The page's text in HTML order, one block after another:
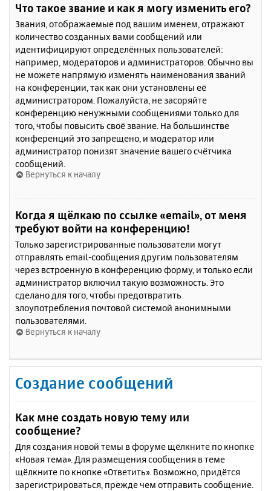
Что такое звание и как я могу изменить его?
Звания, отображаемые под вашим именем, отражают
количество созданных вами сообщений или
идентифицируют определённых пользователей:
например, модераторов и администраторов. Обычно вы
не можете напрямую изменять наименования званий
на конференции, так как они установлены её
администратором. Пожалуйста, не засоряйте
конференцию ненужными сообщениями только для
того, чтобы повысить своё звание. На большинстве
конференций это запрещено, и модератор или
администратор понизят значение вашего счётчика
сообщений.
Вернуться к началу
Когда я щёлкаю по ссылке «email», от меня
требуют войти на конференцию!
Только зарегистрированные пользователи могут
отправлять email-сообщения другим пользователям
через встроенную в конференцию форму, и только если
администратор включил такую возможность. Это
сделано для того, чтобы предотвратить
злоупотребления почтовой системой анонимными
пользователями.
Вернуться к началу
Создание сообщений
Как мне создать новую тему или
сообщение?
Для создания новой темы в форуме щёлкните по кнопке
«Новая тема». Для размещения сообщения в теме
щёлкните по кнопке «Ответить». Возможно, придётся
зарегистрироваться, прежде чем отправить сообщение.